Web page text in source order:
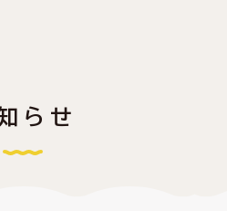
らせ